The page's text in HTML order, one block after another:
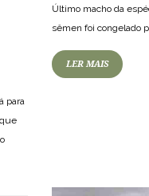
Último macho da
sêmen foi congelado
LER MAIS
para